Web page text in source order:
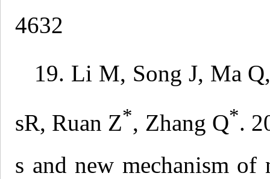
4632
19. Li M, Song J, Ma
sR, Ruan Z*, Zhang Q*.
s and new mechanism